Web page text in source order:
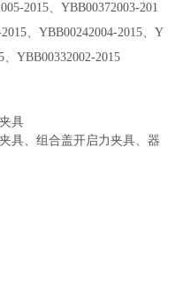
2015、YBB00372003-201
、YBB00242004-2015、Y
、YBB00332002-2015
夹具
具、组合盖开启力夹具、器